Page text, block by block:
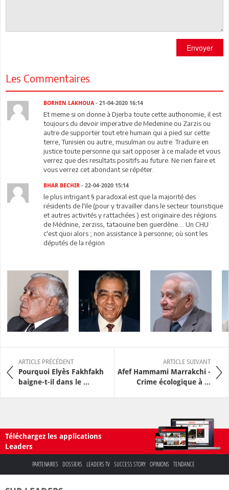
Envoyer
Les Commentaires
BORHEN LAKHOUA - 21-04-2020 16:14
Et meme si on donne à Djerba toute cette authonomie, il est
toujours du devoir imperative de Medenine ou Zarzis ou
autre de supporter tout etre humain qui a pied sur cette
terre, Tunisien ou autre, musulman ou autre. Traduire en
justice toute personne qui sait opposer à ce malade et vous
verrez que des resultats positifs au future. Ne rien faire et
vous verrez cet abondant se répéter.
BHAR BECHIR - 22-04-2020 15:14
le plus intrigant § paradoxal est que la majorité des
résidents de l'ile (pour y travailler dans le secteur touristique
et autres activités y rattachées ) est originaire des régions
de Médnine, zerziss, tataouine ben guerdène.... Un CHU
c'est quoi alors ; non assistance à personne; où sont les
députés de la région
ARTICLE PRÉCÉDENT
Pourquoi Elyès Fakhfakh
baigne-t-il dans le ...
ARTICLE SUIVANT
Afef Hammami Marrakchi -
Crime écologique à ...
Téléchargez les applications
Leaders
PARTENAIRES DOSSIERS LEADERS TV SUCCESS STORY OPINIONS TENDANCE